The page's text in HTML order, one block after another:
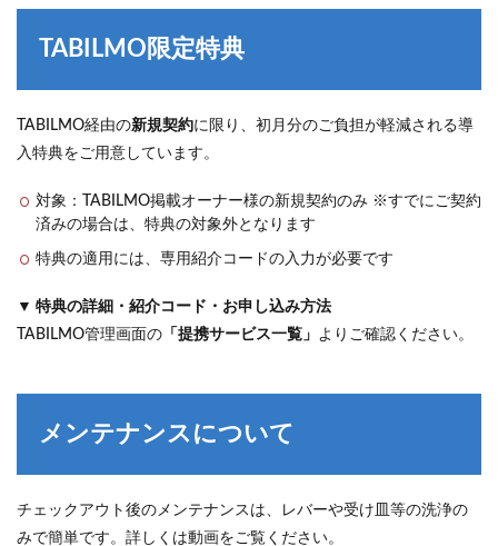
TABILMO限定特典
TABILMO経由の新規契約に限り、初月分のご負担が軽減される導
入特典をご用意しています。
対象：TABILMO掲載オーナー様の新規契約のみ ※すでにご契約
済みの場合は、特典の対象外となります
特典の適用には、専用紹介コードの入力が必要です
▼ 特典の詳細・紹介コード・お申し込み方法
TABILMO管理画面の 「提携サービス一覧」 よりご確認ください。
メンテナンスについて
チェックアウト後のメンテナンスは、レバーや受け皿等の洗浄の
みで簡単です。詳しくは動画をご覧ください。